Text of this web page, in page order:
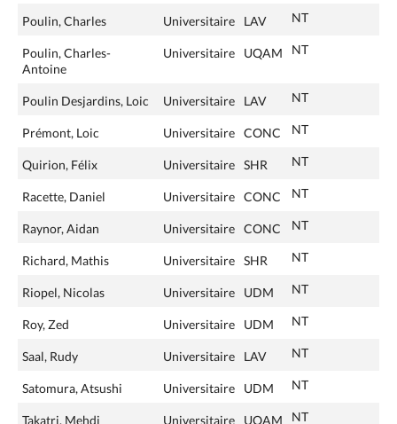
Poulin, Charles Universitaire LAV NT
Poulin, Charles-
Antoine
Universitaire UQAM NT
Poulin Desjardins, Loic Universitaire LAV NT
Prémont, Loic Universitaire CONC NT
Quirion, Félix Universitaire SHR NT
Racette, Daniel Universitaire CONC NT
Raynor, Aidan Universitaire CONC NT
Richard, Mathis Universitaire SHR NT
Riopel, Nicolas Universitaire UDM NT
Roy, Zed Universitaire UDM NT
Saal, Rudy Universitaire LAV NT
Satomura, Atsushi Universitaire UDM NT
Takatri, Mehdi Universitaire UQAM NT